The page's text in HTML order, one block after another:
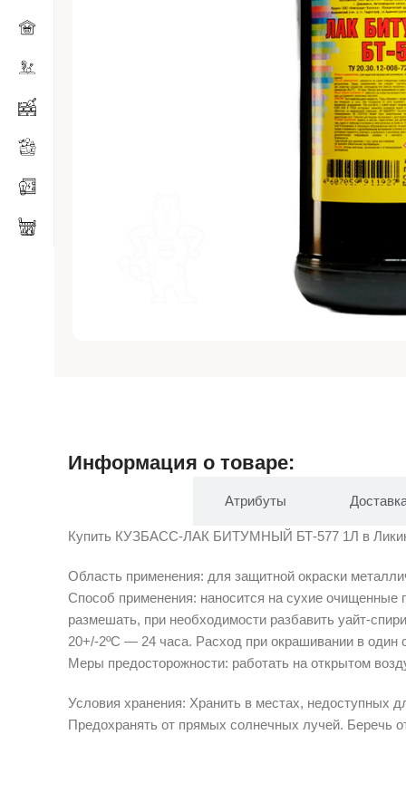
Информация о товаре:
Атрибуты
Купить КУЗБАСС-ЛАК БИТУМНЫЙ БТ-577 1Л в
Область применения: для защитной окраски
Способ применения: наносится на сухие
размешать, при необходимости разбавить уайт-
20+/-2ºС — 24 часа. Расход при окрашивании в
Меры предосторожности: работать на открытом
Условия хранения: Хранить в местах, недоступных
Предохранять от прямых солнечных лучей. Беречь